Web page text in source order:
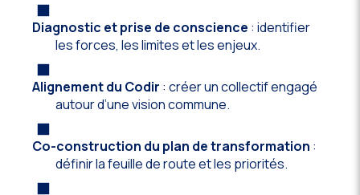
Diagnostic et prise de conscience : identifier
les forces, les limites et les enjeux.
Alignement du Codir : créer un collectif engagé
autour d’une vision commune.
Co-construction du plan de transformation :
définir la feuille de route et les priorités.